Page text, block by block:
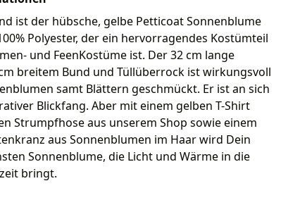
ist der hübsche, gelbe Petticoat Sonnenblume
Polyester, der ein hervorragendes Kostümteil
und FeenKostüme ist. Der 32 cm lange
breitem Bund und Tüllüberrock ist wirkungsvoll
samt Blättern geschmückt. Er ist an sich
Blickfang. Aber mit einem gelben T-Shirt
Strumpfhose aus unserem Shop sowie einem
aus Sonnenblumen im Haar wird Dein
Sonnenblume, die Licht und Wärme in die
bringt.